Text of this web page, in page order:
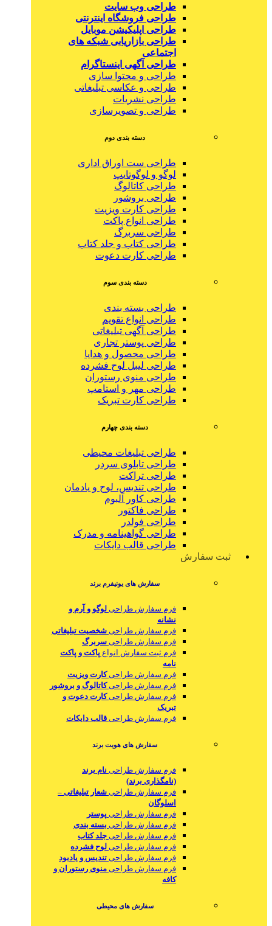
طراحی وب سایت
طراحی فروشگاه اینترنتی
طراحی اپلیکیشن موبایل
طراحی بازاریابی شبکه های
اجتماعی
طراحی آگهی اینستاگرام
طراحی و محتوا سازی
طراحی و عکاسی تبلیغاتی
طراحی نشریات
طراحی و تصویرسازی
دسته بندی دوم
طراحی ست اوراق اداری
لوگو و لوگوتایپ
طراحی کاتالوگ
طراحی بروشور
طراحی کارت ویزیت
طراحی انواع پاکت
طراحی سربرگ
طراحی کتاب و جلد کتاب
طراحی کارت دعوت
دسته بندی سوم
طراحی بسته بندی
طراحی انواع تقویم
طراحی آگهی تبلیغاتی
طراحی پوستر تجاری
طراحی محصول و هدایا
طراحی لیبل لوح فشرده
طراحی منوی رستوران
طراحی مهر و استامپ
طراحی کارت تبریک
دسته بندی چهارم
طراحی تبلیغات محیطی
طراحی تابلوی سردر
طراحی تراکت
طراحی تندیس، لوح و یادمان
طراحی کاور آلبوم
طراحی فاکتور
طراحی فولدر
طراحی گواهینامه و مدرک
طراحی قالب دایکات
ثبت سفارش
سفارش های یونیفرم برند
فرم سفارش طراحی لوگو و آرم و
نشانه
فرم سفارش طراحی شخصیت تبلیغاتی
فرم سفارش طراحی سربرگ
فرم ثبت سفارش انواع پاکت و پاکت
نامه
فرم سفارش طراحیکارت ویزیت
فرم سفارش طراحیکاتالوگ و بروشور
فرم سفارش طراحیکارت دعوت و
تبریک
فرم سفارش طراحی قالب دایکات
سفارش های هویت برند
فرم سفارش طراحی نام برند
(نامگذاری برند)
فرم سفارش طراحی شعار تبلیغاتی –
اسلوگان
فرم سفارش طراحی پوستر
فرم سفارش طراحی بسته بندی
فرم سفارش طراحی جلد کتاب
فرم سفارش طراحی لوح فشرده
فرم سفارش طراحی تندیس و یادبود
فرم سفارش طراحی منوی رستوران و
کافه
سفارش های محیطی